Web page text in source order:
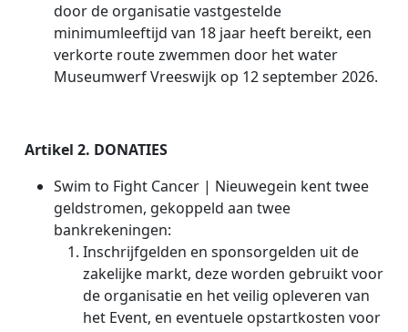
door de organisatie vastgestelde
minimumleeftijd van 18 jaar heeft bereikt, een
verkorte route zwemmen door het water
Museumwerf Vreeswijk op 12 september 2026.
Artikel 2. DONATIES
Swim to Fight Cancer | Nieuwegein kent twee
geldstromen, gekoppeld aan twee
bankrekeningen:
Inschrijfgelden en sponsorgelden uit de
zakelijke markt, deze worden gebruikt voor
de organisatie en het veilig opleveren van
het Event, en eventuele opstartkosten voor